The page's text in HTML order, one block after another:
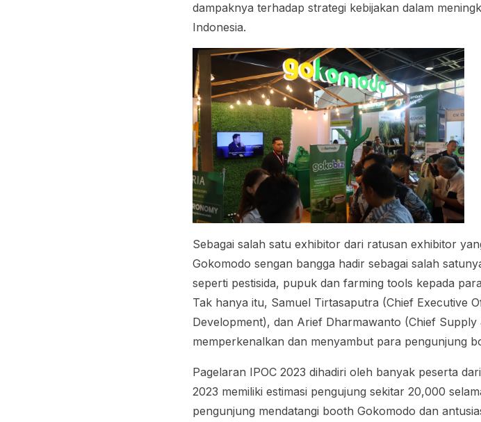
dampaknya terhadap strategi kebijakan dalam
Indonesia.
Sebagai salah satu exhibitor dari ratusan exhibitor
Gokomodo sengan bangga hadir sebagai salah
seperti pestisida, pupuk dan farming tools kepada
Tak hanya itu, Samuel Tirtasaputra (Chief Executive
Development), dan Arief Dharmawanto (Chief
memperkenalkan dan menyambut para pengunjung
Pagelaran IPOC 2023 dihadiri oleh banyak peserta
2023 memiliki estimasi pengujung sekitar 20,000
pengunjung mendatangi booth Gokomodo dan